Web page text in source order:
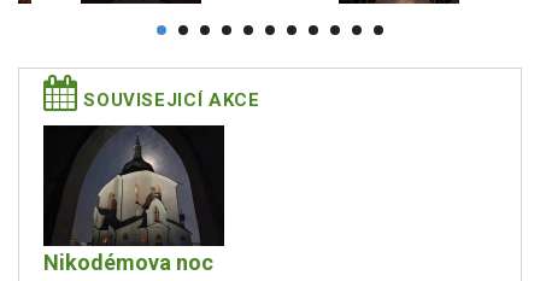
SOUVISEJICÍ AKCE
Nikodémova noc